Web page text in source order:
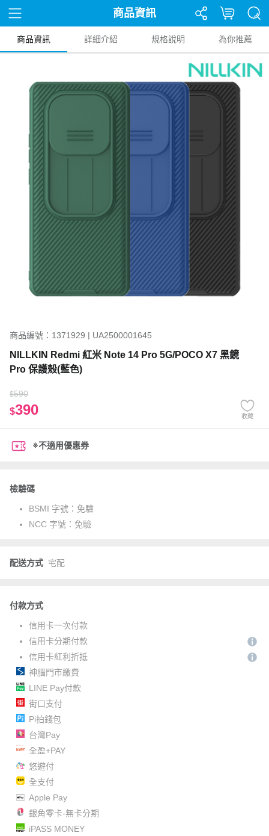
商品資訊
商品資訊 詳細介紹 規格說明 為你推薦
商品編號：1371929 | UA2500001645
NILLKIN Redmi 紅米 Note 14 Pro 5G/POCO X7 黑鏡
Pro 保護殼(藍色)
$590
$390 收藏
※不適用優惠券
檢驗碼
BSMI 字號： 免驗
NCC 字號： 免驗
配送方式 宅配
付款方式
信用卡一次付款
信用卡分期付款
信用卡紅利折抵
神腦門市繳費
LINE Pay付款
街口支付
Pi拍錢包
台灣Pay
全盈+PAY
悠遊付
全支付
Apple Pay
銀角零卡-無卡分期
iPASS MONEY